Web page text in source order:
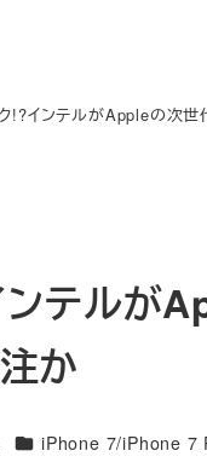
!?インテルがAppleの次
ンテルが
か
カテゴリー
iPhone 7/iPhone 7